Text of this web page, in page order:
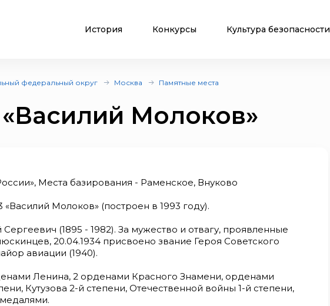
История Конкурсы Культура безопасности
федеральный округ Москва Памятные места
Молоков»
Места базирования - Раменское, Внуково
Молоков» (построен в 1993 году).
(1895 - 1982). За мужество и отвагу, проявленные
20.04.1934 присвоено звание Героя Советского
авиации (1940).
Ленина, 2 орденами Красного Знамени, орденами
Кутузова 2-й степени, Отечественной войны 1-й степени,